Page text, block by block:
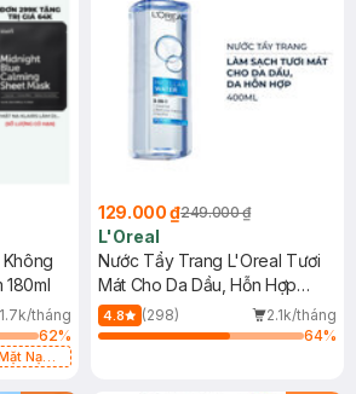
180ml
1.7k/tháng
62%
Nạ
129.000 ₫249.000 ₫
L'Oreal
Nước Tẩy Trang L'Oreal Tươi
Mát Cho Da Dầu, Hỗn Hợp
400ml
4.8 (298)
2.1k/tháng
64%